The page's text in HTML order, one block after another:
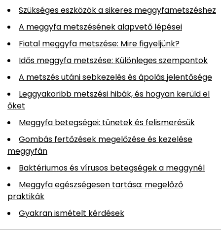
Szükséges eszközök a sikeres meggyfametszéshez
A meggyfa metszésének alapvető lépései
Fiatal meggyfa metszése: Mire figyeljünk?
Idős meggyfa metszése: Különleges szempontok
A metszés utáni sebkezelés és ápolás jelentősége
Leggyakoribb metszési hibák, és hogyan kerüld el
őket
Meggyfa betegségei: tünetek és felismerésük
Gombás fertőzések megelőzése és kezelése
meggyfán
Baktériumos és vírusos betegségek a meggynél
Meggyfa egészségesen tartása: megelőző
praktikák
Gyakran ismételt kérdések